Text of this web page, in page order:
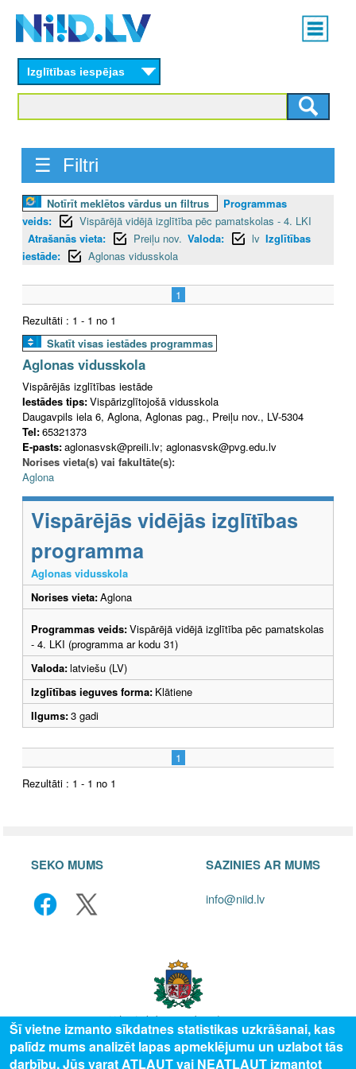
content
Main
menu
Izglītības iespējas
☰ Filtri
Notīrīt meklētos vārdus un filtrus
Programmas
veids:
Vispārējā vidējā izglītība pēc pamatskolas - 4. LKI
Atrašanās vieta:
Preiļu nov. Valoda: lv Izglītības
iestāde:
Aglonas vidusskola
1
Rezultāti : 1 - 1 no 1
Skatīt visas iestādes programmas
Aglonas vidusskola
Vispārējās izglītības iestāde
Iestādes tips:Vispārizglītojošā vidusskola
Daugavpils iela 6, Aglona, Aglonas pag., Preiļu nov., LV-5304
Tel:65321373
E-pasts:aglonasvsk@preili.lv; aglonasvsk@pvg.edu.lv
Norises vieta(s) vai fakultāte(s):
Aglona
Vispārējās vidējās izglītības
programma
Aglonas vidusskola
Norises vieta:Aglona
Programmas veids:Vispārējā vidējā izglītība pēc pamatskolas
- 4. LKI (programma ar kodu 31)
Valoda:latviešu (LV)
Izglītības ieguves forma: Klātiene
Ilgums:3 gadi
1
Rezultāti : 1 - 1 no 1
SEKO MUMS SAZINIES AR MUMS
info@niid.lv
© 2025 Valsts izglītības attīstības aģentūra, publicētā satura visas tiesības
Šī vietne izmanto sīkdatnes statistikas uzkrāšanai, kas
palīdz mums analizēt lapas apmeklējumu un uzlabot tās
darbību. Jūs varat ATĻAUT vai NEATĻAUT izmantot